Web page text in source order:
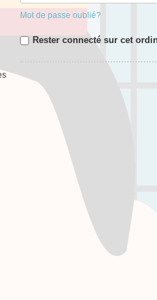
Mot de passe oublié?
Rester connecté sur cet